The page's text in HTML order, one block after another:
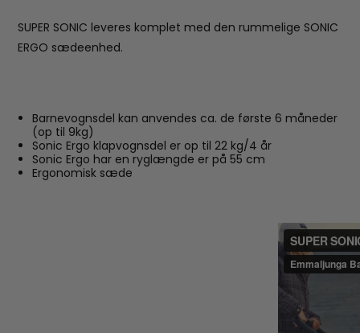
SUPER SONIC leveres komplet med den rummelige SONIC
ERGO sædeenhed.
Barnevognsdel kan anvendes ca. de første 6 måneder
(op til 9kg)
Sonic Ergo klapvognsdel er op til 22 kg/4 år
Sonic Ergo har en ryglængde er på 55 cm
Ergonomisk sæde